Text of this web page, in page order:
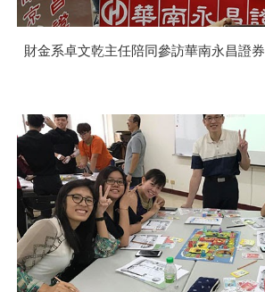
財金系卓文乾主任陪同參訪華南永昌證券